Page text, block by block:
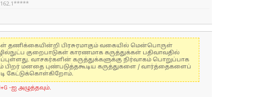
162.1*****
தணிக்கையின்றி பிரசுரமாகும் வகையில் மென்பொருள்
குறைபாடுகள் காரணமாக கருத்துக்கள் பதிவாவதில்
வாசகர்களின் கருத்துக்களுக்கு நிர்வாகம் பொறுப்பாக
பிறர் மனதை புண்படுத்தகூடிய கருத்துகளை / வார்த்தைகளைப்
கேட்டுக்கொள்கிறோம்.
-ஐ அழுத்தவும்.